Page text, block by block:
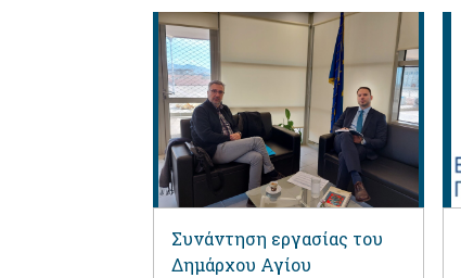
Συνάντηση εργασίας του
Δημάρχου Αγίου